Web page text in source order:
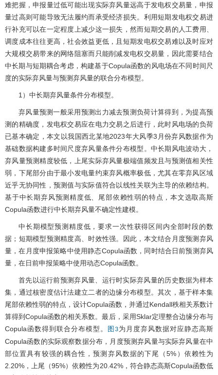
难把握，申报量过低可能出现实际弃风量远高于发电权交易量，申报
量过高则可能导致无法履约而承受经济损失。利用短期发电权交易进
行补充可以在一定程度上减少这一损失，然而短期交易的人工费用、
调度成本往往更高，社会效益更低，且短期发电权交易难以及时应对
大规模交易带来的网络阻塞而只能削减发电权交易量，因此需要结合
中长期与短期耦合考虑，构建基于Copula函数的风电场在不同时间尺
度的实际弃风量与预测弃风量的联合分布模型。
1）中长期弃风量条件分布模型。
弃风量预测一般采用预测出力减去预测负荷计算得到，为提高预
测的精确度，发电权交易应在电力交易之后进行，此时风电场的负荷
已基本确定，本文以我国西北某地2023年大风季3月份弃风数据作为
基础数据构建多时间尺度弃风量条件分布模型。中长期风电波动大，
弃风量预测精度较低，上尾实际弃风量极端值频发且与预测值相关性
弱，下尾部分由于最小发电量约束弃风概率极低，尤其在零弃风区域
近乎无协同性，预测值与实际值符合以线性关联为主导的依赖结构。
基于中长期弃风预测精度低、尾部依赖性弱的特点，本文选取高斯
Copula函数进行中长期弃风量不确定性建模。
中长期模型预测精度低，要求一次性获得区间内全部时段的数
据；短期模型预测精度高、时效性强。因此，本文结合月度预测弃风
量，在月度申报策略中使用静态Copula函数，同时结合日前预测弃风
量，在日前申报策略中使用动态Copula函数。
首先以运行前预测弃风量、运行时实际弃风量的历史数据为样本
集，通过核密度估计法建立二者的边缘分布模型。其次，基于样本集
尾部依赖性弱的特点，设计Copula函数，并通过Kendall秩相关系数计
算得到Copula函数的相关系数。最后，采用Sklar定理整合边缘分布与
Copula函数得到联合分布模型。
图3为月度弃风数据对应静态高斯
Copula函数的实际观察数据分布，月度预测弃风量与实际弃风量在中
部位置具有较强的耦合性，预测弃风数据的下尾（5%）依赖性为
2.20%，上尾（95%）依赖性为20.42%，符合静态高斯Copula函数低